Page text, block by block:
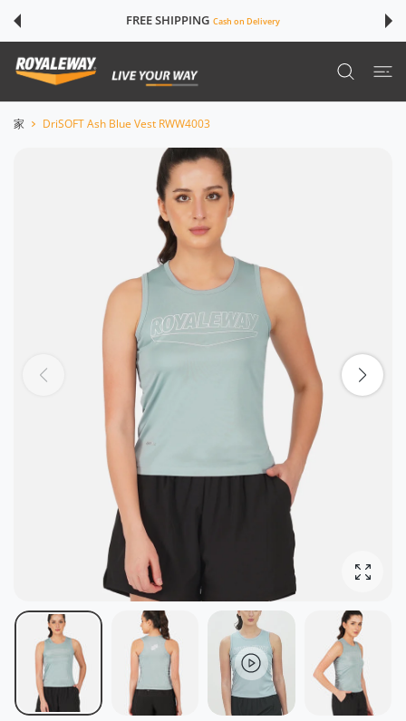
に進む FREE SHIPPING Cash on Delivery
家 DriSOFT Ash Blue Vest RWW4003
写真